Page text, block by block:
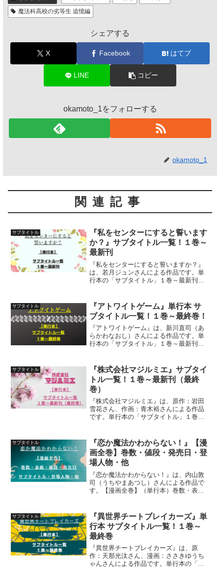
魔法科高校の劣等生 追憶編
シェアする
X Facebook はてブ
LINE コピー
okamoto_1をフォローする
okamoto_1
関連記事
サブタイトル
『私をセンターにすると誓います
か？』サブタイトル一覧！１巻～
最新刊
『私をセンターにすると誓いますか？』
は、若月ジュンさんによる作品です。単
行本の「サブタイトル」１巻～最新刊ま
サブタイトル
『アトワイトゲーム』単行本 サ
ブタイトル一覧！１巻～最終巻！
『アトワイトゲーム』は、新川直司（あ
らかわなおし）さんによる作品です。単
行本の「サブタイトル」１巻～最新刊
サブタイトル
『株式会社マジルミエ』サブタイ
トル一覧！１巻～最新刊（最終
巻）
『株式会社マジルミエ』は、原作：岩田
雪花さん、作画：青木裕さんによる作品
です。単行本の「サブタイトル」１巻～
サブタイトル
『恋か魔法かわからない！』【漫
画全巻】巻数・値段・発売日・登
場人物・他
『恋か魔法かわからない！』は、内山敦
司（うちやまあつし）さんによる作品で
す。【漫画全巻】（単行本）巻数・表
しく紹介しています
サブタイトル
『異世界チートブレイカーズ』単
行本 サブタイトル一覧！１巻～
最終巻
『異世界チートブレイカーズ』は、原
作：天那光汰さん、漫画：ささきゆうち
ゃんさんによる作品です。単行本の「サ